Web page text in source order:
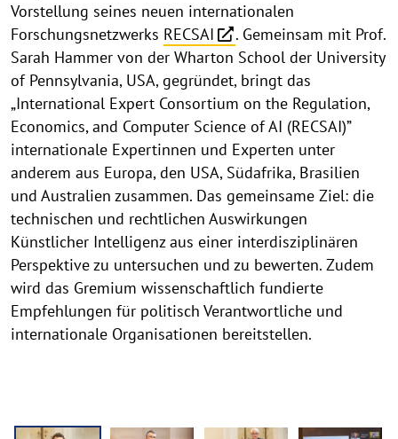
Vorstellung seines neuen internationalen
Forschungsnetzwerks RECSAI
. Gemeinsam mit Prof.
Sarah Hammer von der Wharton School der University
of Pennsylvania, USA, gegründet, bringt das
„International Expert Consortium on the Regulation,
Economics, and Computer Science of AI (RECSAI)”
internationale Expertinnen und Experten unter
anderem aus Europa, den USA, Südafrika, Brasilien
und Australien zusammen. Das gemeinsame Ziel: die
technischen und rechtlichen Auswirkungen
Künstlicher Intelligenz aus einer interdisziplinären
Perspektive zu untersuchen und zu bewerten. Zudem
wird das Gremium wissenschaftlich fundierte
Empfehlungen für politisch Verantwortliche und
internationale Organisationen bereitstellen.